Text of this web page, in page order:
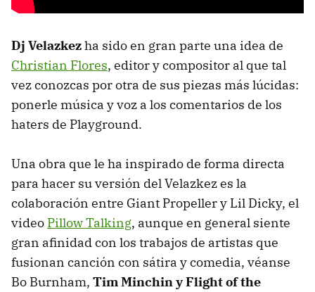
Dj Velazkezha sido en gran parte una idea de
Christian Flores, editor y compositor al que tal
vez conozcas por otra de sus piezas más lúcidas:
ponerle música y voz a los comentarios de los
haters de Playground.
Una obra que le ha inspirado de forma directa
para hacer su versión del Velazkez es la
colaboración entre Giant Propeller y Lil Dicky, el
video Pillow Talking, aunque en general siente
gran afinidad con los trabajos de artistas que
fusionan canción con sátira y comedia, véanse
Bo Burnham, Tim Minchin y Flight of the